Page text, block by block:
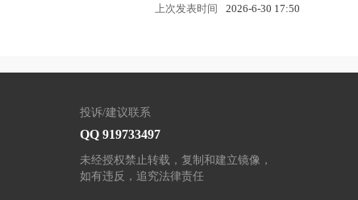
上次发表时间
2026-6-30 17:50
投诉/建议联系
QQ 919733497
未经授权禁止转载，复制和建立镜像，
如有违反，追究法律责任